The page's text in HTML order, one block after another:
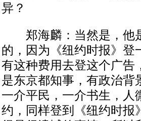
异？
郑海麟：当然是，他
的，因为《纽约时报》登
有这种费用去登这个广告
是东京都知事，有政治背
一介平民，一介书生，人
约，同样登到《纽约时报